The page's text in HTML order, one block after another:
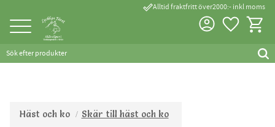
Meny
done_outlineAlltid fraktfritt över2000:- inkl moms
Favoriter
Häst och ko Skär till häst och ko